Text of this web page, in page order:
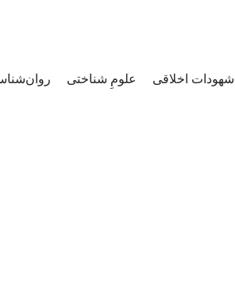
شهودات اخلاقی علومِ شناختی